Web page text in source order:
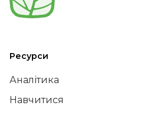
Ресурси
Аналітика
Навчитися